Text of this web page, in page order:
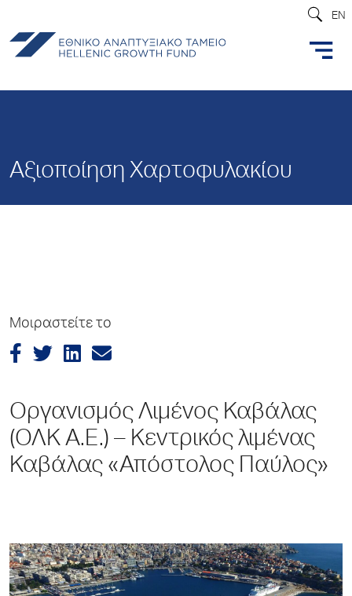
EN
Αξιοποίηση Χαρτοφυλακίου
Μοιραστείτε το
Οργανισμός Λιμένος Καβάλας
(ΟΛΚ Α.Ε.) – Κεντρικός λιμένας
Καβάλας «Απόστολος Παύλος»